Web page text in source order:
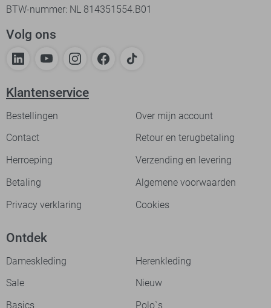
BTW-nummer: NL 814351554.B01
Volg ons
Klantenservice
Bestellingen
Over mijn account
Contact
Retour en terugbetaling
Herroeping
Verzending en levering
Betaling
Algemene voorwaarden
Privacy verklaring
Cookies
Ontdek
Dameskleding
Herenkleding
Sale
Nieuw
Basics
Polo`s